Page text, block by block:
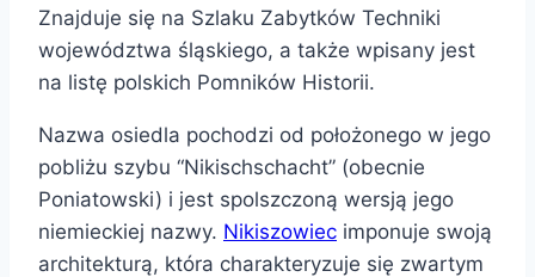
Znajduje się na Szlaku Zabytków Techniki
województwa śląskiego, a także wpisany jest
na listę polskich Pomników Historii.
Nazwa osiedla pochodzi od położonego w jego
pobliżu szybu “Nikischschacht” (obecnie
Poniatowski) i jest spolszczoną wersją jego
niemieckiej nazwy. Nikiszowiec imponuje swoją
architekturą, która charakteryzuje się zwartym